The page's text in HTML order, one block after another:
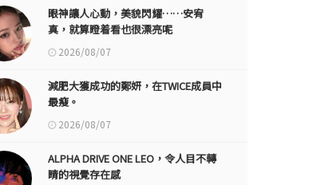
眼神讓人心動，美貌閃耀……安宥
真，就算瞪着看也很漂亮呢
2026/08/07
減肥大獲成功的鄭妍，在TWICE成員中
最瘦。
2026/08/07
ALPHA DRIVE ONE LEO，令人目不轉
睛的視覺存在感